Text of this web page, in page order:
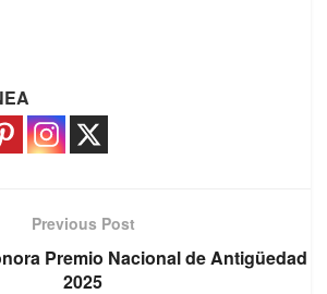
Previous Post
Premio Nacional de Antigüedad
2025